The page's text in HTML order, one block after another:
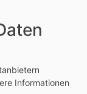
Informationen